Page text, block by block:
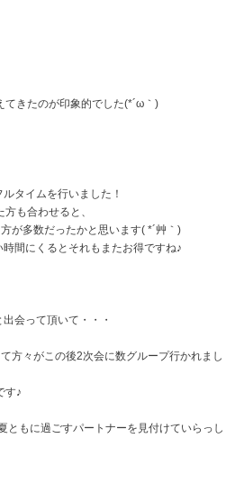
てきたのが印象的でした(*´ω｀)
タイムを行いました！
も合わせると、
が多数だったかと思います( *´艸｀)
間にくるとそれもまたお得ですね♪
会って頂いて・・・
方々がこの後2次会に数グループ行かれまし
す♪
ともに過ごすパートナーを見付けていらっし